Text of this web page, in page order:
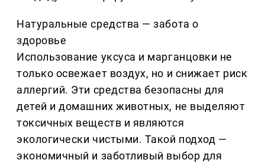
Натуральные средства — забота о
здоровье
Использование уксуса и марганцовки не
только освежает воздух, но и снижает риск
аллергий. Эти средства безопасны для
детей и домашних животных, не выделяют
токсичных веществ и являются
экологически чистыми. Такой подход —
экономичный и заботливый выбор для